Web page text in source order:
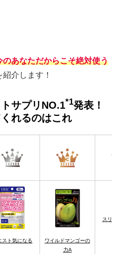
のあなただからこそ絶対使う
紹介します！
サプリNO.1*1発表！
れるのはこれ
スト気になる
ワイルドマンゴーの
力A
スリリ